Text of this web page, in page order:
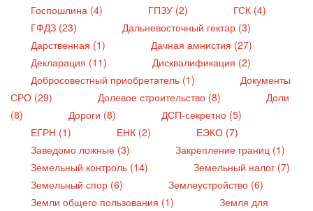
Госпошлина (4)
ГПЗУ (2)
ГСК (4)
ГФДЗ (23)
Дальневосточный гектар (3)
Дарственная (1)
Дачная амнистия (27)
Декларация (11)
Дисквалификация (2)
Добросовестный приобретатель (1)
Документы
СРО (29)
Долевое строительство (8)
Доли
(8)
Дороги (8)
ДСП-секретно (5)
ЕГРН (1)
ЕНК (2)
ЕЭКО (7)
Заведомо ложные (3)
Закрепление границ (1)
Земельный контроль (14)
Земельный налог (7)
Земельный спор (6)
Землеустройство (6)
Земли общего пользования (1)
Земля для